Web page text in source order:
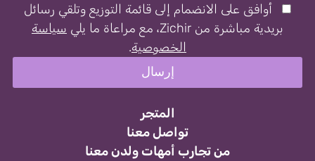
المتجر
تواصل معنا
من تجارب أمهات ولدن معنا
أوافق على الانضمام إلى قائمة التوزيع وتلقي رسائل
بريدية مباشرة من Zichir، مع مراعاة ما يلي
سياسة
الخصوصية.